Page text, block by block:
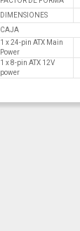
DIMENSIONES
CAJA
1 x 24-pin ATX Main
Power
1 x 8-pin ATX 12V
power